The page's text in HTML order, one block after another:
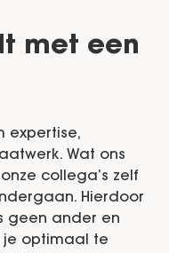
met een
expertise,
Wat ons
collega’s zelf
Hierdoor
geen ander en
je optimaal te